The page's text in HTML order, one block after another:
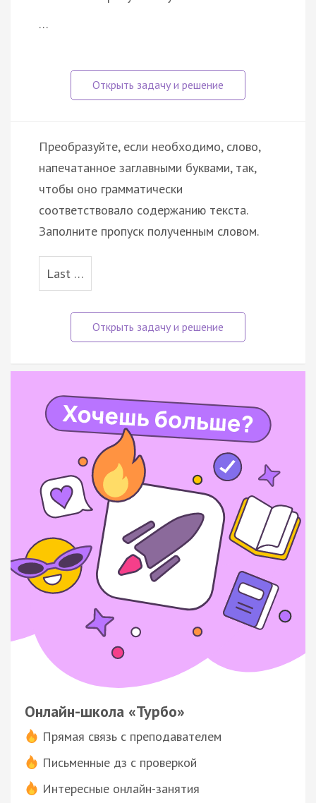
…
Преобразуйте, если необходимо, слово,
напечатанное заглавными буквами, так,
чтобы оно грамматически
соответствовало содержанию текста.
Заполните пропуск полученным словом.
Last …
Онлайн-школа «Турбо»
Прямая связь с преподавателем
Письменные дз с проверкой
Интересные онлайн-занятия